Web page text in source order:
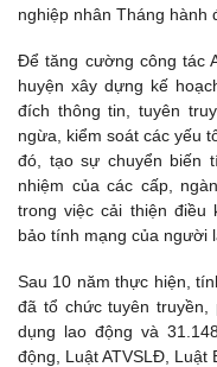
nghiệp nhân Tháng hành
Để tăng cường công tác
huyện xây dựng kế
đích thông tin, tuyên
ngừa, kiểm soát các yếu
đó, tạo sự chuyển biến
nhiệm của các cấp,
trong việc cải thiện điều
bảo tính mạng của người
Sau 10 năm thực hiện,
đã tổ chức tuyên
dụng lao động và
động, Luật ATVSLĐ, Luật